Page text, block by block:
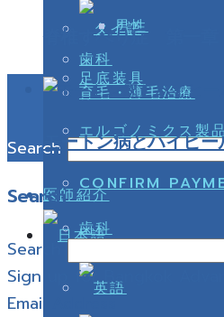
Search
歯科
医師紹介
育毛・薄毛治療
歯科
男性
足底装具
エルゴノミクス製
CONFIRM
脊椎すべり症 第一章
モートン病とハイヒー
Search
Search
Sign up for Bangkok
Email Address